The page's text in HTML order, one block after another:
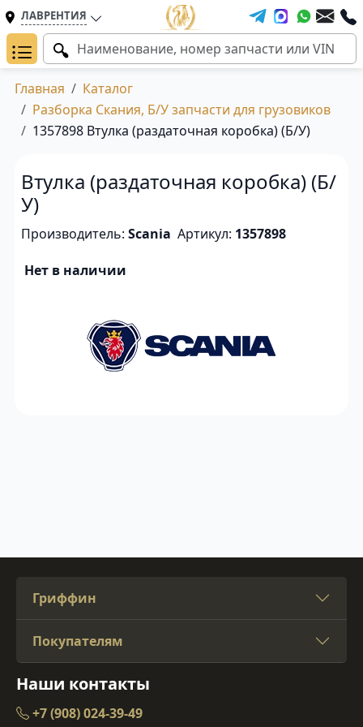
ЛАВРЕНТИЯ
Главная
Каталог
Разборка Скания, Б/У запчасти для грузовиков
1357898 Втулка (раздаточная коробка) (Б/У)
Втулка (раздаточная коробка) (Б/
У)
Производитель: Scania Артикул: 1357898
Нет в наличии
Гриффин
Покупателям
Наши контакты
+7 (908) 024-39-49